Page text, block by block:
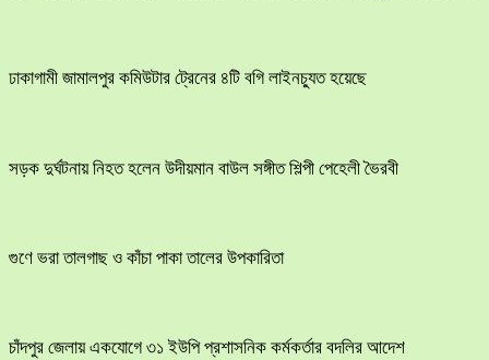
ঢাকাগামী জামালপুর কমিউটার ট্রেনের ৪টি বগি লাইনচ্যুত হয়েছে
সড়ক দুর্ঘটনায় নিহত হলেন উদীয়মান বাউল সঙ্গীত শিল্পী পেহেলী ভৈরবী
গুণে ভরা তালগাছ ও কাঁচা পাকা তালের উপকারিতা
চাঁদপুর জেলায় একযোগে ৩১ ইউপি প্রশাসনিক কর্মকর্তার বদলির আদেশ